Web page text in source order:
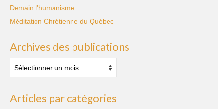
Demain l'humanisme
Méditation Chrétienne du Québec
Archives des publications
des
publications
Articles par catégories